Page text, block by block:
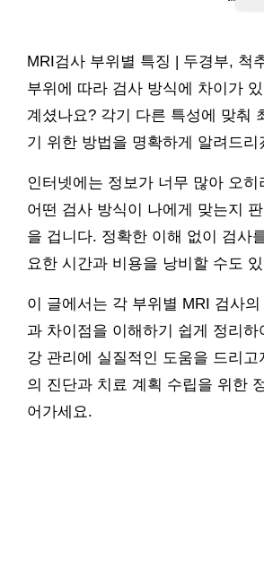
MRI검사 부위별 특징 | 두경부, 척
부위에 따라 검사 방식에 차이가
계셨나요? 각기 다른 특성에 맞춰
기 위한 방법을 명확하게 알려드리
인터넷에는 정보가 너무 많아 오히
어떤 검사 방식이 나에게 맞는지
을 겁니다. 정확한 이해 없이 검사
요한 시간과 비용을 낭비할 수도
이 글에서는 각 부위별 MRI 검사
과 차이점을 이해하기 쉽게 정리하
강 관리에 실질적인 도움을 드리고
의 진단과 치료 계획 수립을 위한
어가세요.